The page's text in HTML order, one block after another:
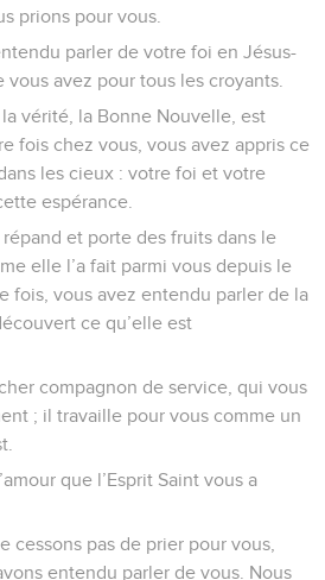
l’univers entier avec lui.
sur la croix qu’il a établi la paix
soit dans les cieux.
autrefois loin de Dieu, vous étiez
tout le mal que vous pensiez et
mort que son Fils a subie dans son
a réconciliés avec lui, afin de vous
sans défaut et irréprochables.
vous demeuriez dans la foi,
solides fondations, sans vous
qui est la vôtre depuis que
Nouvelle. Cette Bonne
à l’humanité entière, et c’est d’elle
le serviteur.
en faveur de l'Église
des souffrances que j’éprouve
je complète ainsi ce qui